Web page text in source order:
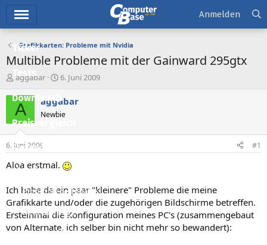
Ticker
Tests
Downloads
Preisvergleich
Forum
Aktuelles
Empfohlene Inhalte
Neue Beiträge
Neueste Aktivitäten
Anmelden
Grafikkarten: Probleme mit Nvidia
Multible Probleme mit der Gainward 295gtx
E
s
t
e
e
r
aggabar
E
s
t
e
t
a
m
6. Juni 2009
A aggabar
Newbie
6. Juni 2009 #1
Aloa erstmal.
Ich habe da ein paar "kleinere" Probleme die meine
Grafikkarte und/oder die zugehörigen Bildschirme betreffen.
Ersteinmal die Konfiguration meines PC's (zusammengebaut
von Alternate, ich selber bin nicht mehr so bewandert):